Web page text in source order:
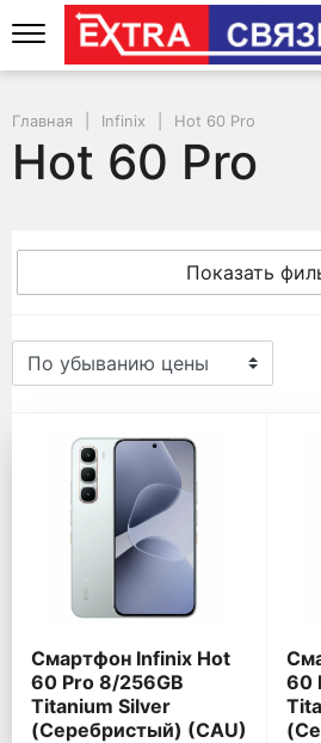
Главная Infinix Hot 60 Pro
Hot 60 Pro
Показать
Hot 60 Pro
Смартфон Infinix Hot
60 Pro 8/256GB
Titanium Silver
(Серебристый) (CAU)
60